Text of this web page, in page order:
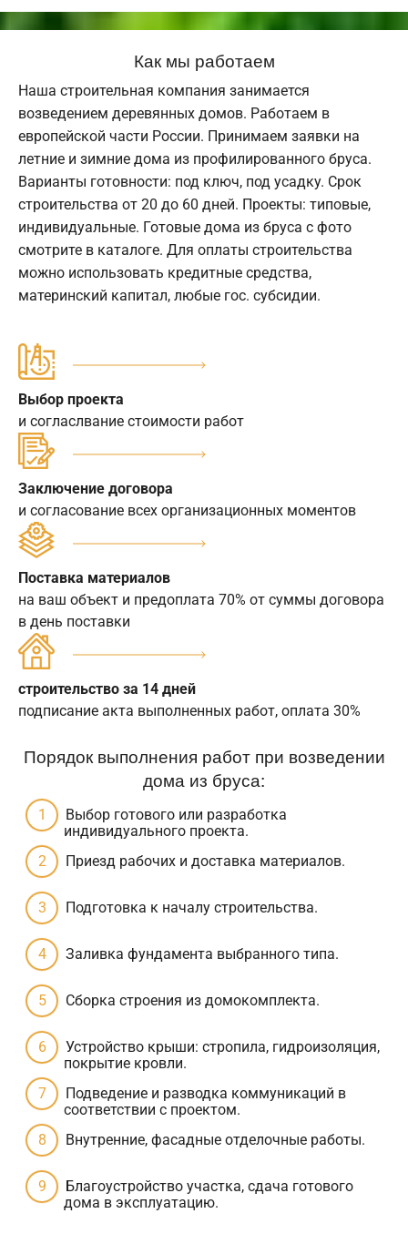
Как мы работаем
Наша строительная компания занимается
возведением деревянных домов. Работаем в
европейской части России. Принимаем заявки на
летние и зимние дома из профилированного бруса.
Варианты готовности: под ключ, под усадку. Срок
строительства от 20 до 60 дней. Проекты: типовые,
индивидуальные. Готовые дома из бруса с фото
смотрите в каталоге. Для оплаты строительства
можно использовать кредитные средства,
материнский капитал, любые гос. субсидии.
Выбор проекта
и согласлвание стоимости работ
Заключение договора
и согласование всех организационных моментов
Поставка материалов
на ваш объект и предоплата 70% от суммы договора
в день поставки
строительство за 14 дней
подписание акта выполненных работ, оплата 30%
Порядок выполнения работ при возведении
дома из бруса:
Выбор готового или разработка
индивидуального проекта.
Приезд рабочих и доставка материалов.
Подготовка к началу строительства.
Заливка фундамента выбранного типа.
Сборка строения из домокомплекта.
Устройство крыши: стропила, гидроизоляция,
покрытие кровли.
Подведение и разводка коммуникаций в
соответствии с проектом.
Внутренние, фасадные отделочные работы.
Благоустройство участка, сдача готового
дома в эксплуатацию.